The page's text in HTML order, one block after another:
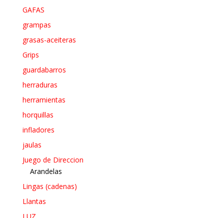
GAFAS
grampas
grasas-aceiteras
Grips
guardabarros
herraduras
herramientas
horquillas
infladores
jaulas
Juego de Direccion
Arandelas
Lingas (cadenas)
Llantas
LUZ